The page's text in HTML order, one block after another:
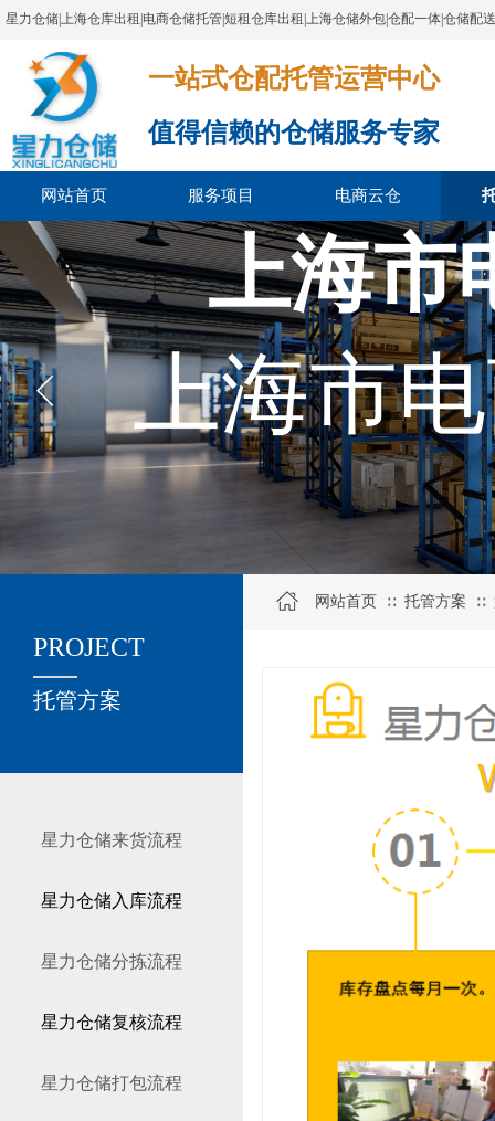
星力仓储|上海仓库出租|电商仓储托管|短租仓库出租|上海仓储外包|仓配一体|仓储配
一站式仓配托管运营中心​​​​​​​​​​​​​​​​​
值得信赖的仓储服务专家
网站首页 服务项目 电商云仓
上海市
上海市
托管方案
PROJECT
关于我们
星力仓储复核流程
星力仓储来货流程
星力仓储入库流程
星力仓储分拣流程
星力仓储打包流程
网站首页 ∷ 托管方案 ∷